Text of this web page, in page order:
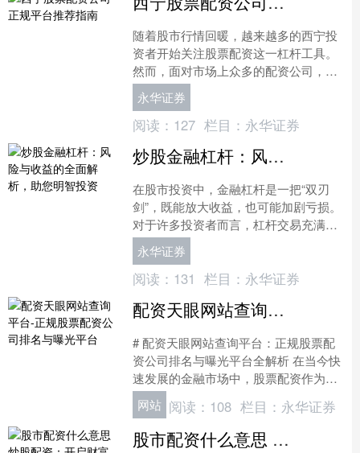
随着股市行情回暖，越来越多的西宁投
资者开始关注股票配资这一杠杆工具。
然而，面对市场上众多的配资公司，如
何选择正规、安全的平台成为投资者最
关心的问题。本文将为您详....
永华证券
阅读： 127 栏目： 永华证券
炒股金融杠杆：风险与收益的全面解析，助您明智投资
在股市投资中，金融杠杆是一把“双刃
剑”，既能放大收益，也可能加剧亏损。
对于许多投资者而言，杠杆交易充满了
诱惑与风险。本文将全面解析炒股金融
杠杆的运作机制、潜在收....
永华证券
阅读： 131 栏目： 永华证券
配资天眼网站查询平台-正规股票配资公司排名与曝光平台
# 配资天眼网站查询平台：正规股票配
资公司排名与曝光平台全解析 在当今快
速发展的金融市场中，股票配资作为一
种杠杆投资方式，吸引了众多投资者的
关注。然而，市场上配....
网站 阅读： 108 栏目： 永华证券
股市配资什么意思 炒股配资：开启财富增值新篇章，轻松入场，倍增收益